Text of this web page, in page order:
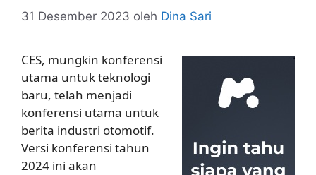
31 Desember 2023 oleh Dina Sari
CES, mungkin konferensi
utama untuk teknologi
baru, telah menjadi
konferensi utama untuk
berita industri otomotif.
Versi konferensi tahun
2024 ini akan